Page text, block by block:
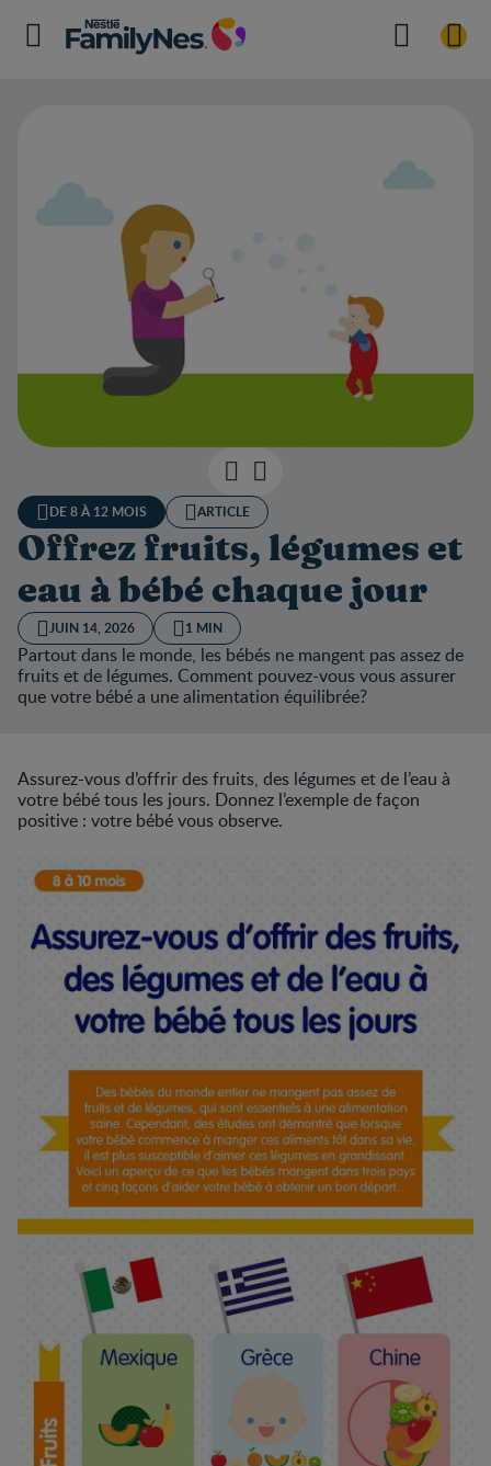
DE 8 À 12 MOIS ARTICLE
Offrez fruits, légumes et
eau à bébé chaque jour
JUIN 14, 2026 1 MIN
Partout dans le monde, les bébés ne mangent pas assez de
fruits et de légumes. Comment pouvez-vous vous assurer
que votre bébé a une alimentation équilibrée?
Assurez-vous d’offrir des fruits, des légumes et de l’eau à
votre bébé tous les jours. Donnez l’exemple de façon
positive : votre bébé vous observe.